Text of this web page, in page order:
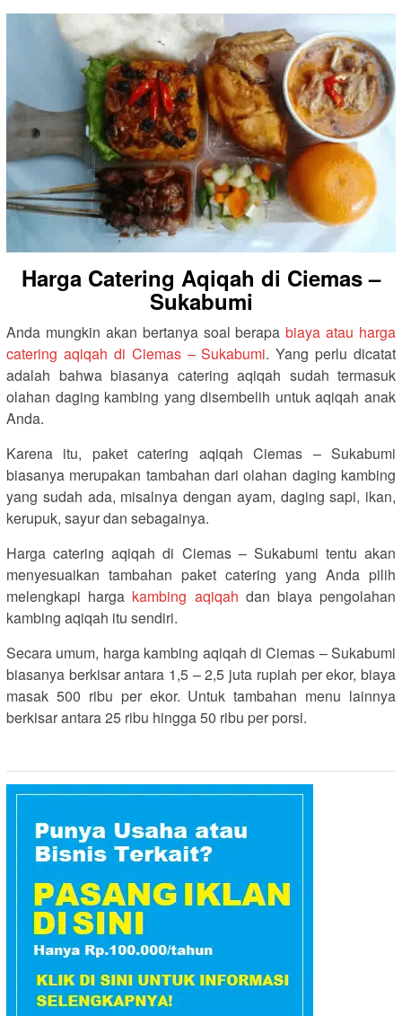
Harga Catering Aqiqah di Ciemas –
Sukabumi
Anda mungkin akan bertanya soal berapabiaya atau harga
catering aqiqah di Ciemas – Sukabumi. Yang perlu dicatat
adalah bahwa biasanya catering aqiqah sudah termasuk
olahan daging kambing yang disembelih untuk aqiqah anak
Anda.
Karena itu, paket catering aqiqah Ciemas – Sukabumi
biasanya merupakan tambahan dari olahan daging kambing
yang sudah ada, misalnya dengan ayam, daging sapi, ikan,
kerupuk, sayur dan sebagainya.
Harga catering aqiqah di Ciemas – Sukabumi tentu akan
menyesuaikan tambahan paket catering yang Anda pilih
melengkapi harga kambing aqiqah dan biaya pengolahan
kambing aqiqah itu sendiri.
Secara umum, harga kambing aqiqah di Ciemas – Sukabumi
biasanya berkisar antara 1,5 – 2,5 juta rupiah per ekor, biaya
masak 500 ribu per ekor. Untuk tambahan menu lainnya
berkisar antara 25 ribu hingga 50 ribu per porsi.